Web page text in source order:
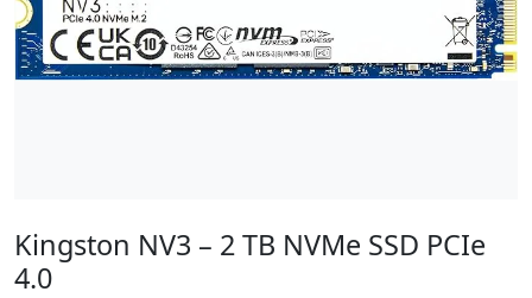
Kingston NV3 – 2 TB NVMe SSD PCIe
4.0